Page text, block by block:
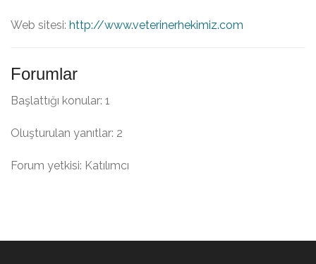
Web sitesi: http://www.veterinerhekimiz.com
Forumlar
Başlattığı konular: 1
Oluşturulan yanıtlar: 2
Forum yetkisi: Katılımcı